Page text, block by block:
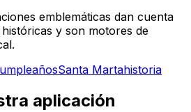
emblemáticas dan cuenta
y son motores de
Santa Martahistoria
aplicación